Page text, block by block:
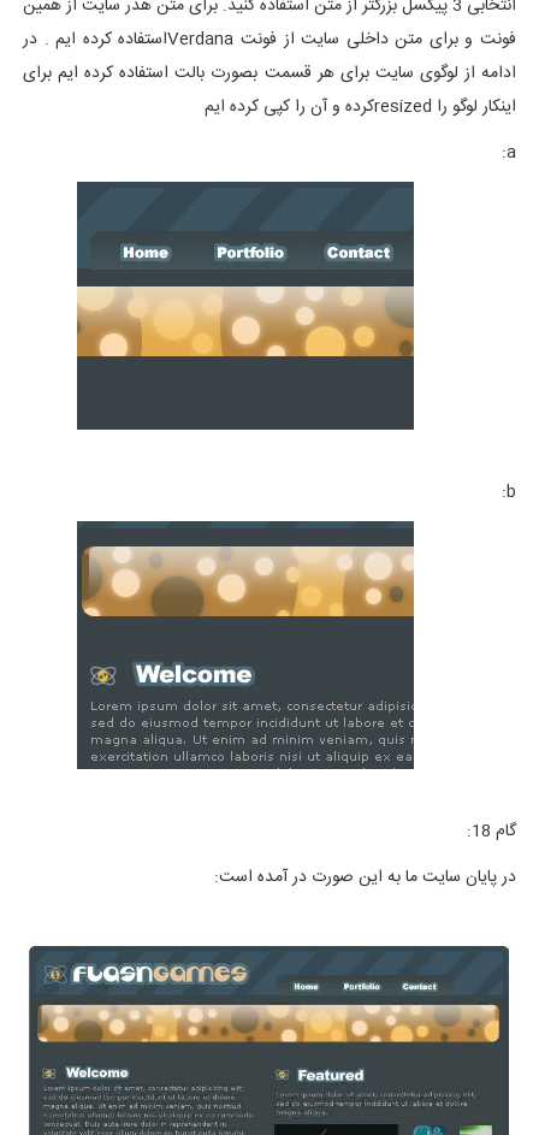
انتخابی 3 پیکسل بزرگتر از متن استفاده کنید. برای متن هدر سایت از همین
فونت و برای متن داخلی سایت از فونت Verdanaاستفاده کرده ایم . در
ادامه از لوگوی سایت برای هر قسمت بصورت بالت استفاده کرده ایم برای
اینکار لوگو را resizedکرده و آن را کپی کرده ایم
a:
b:
گام 18:
در پایان سایت ما به این صورت در آمده است: